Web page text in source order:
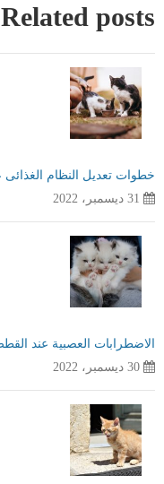
Related posts
خطوات تعديل النظام
31 ديسمبر، 2022
الاضطرابات العصبية عند
30 ديسمبر، 2022